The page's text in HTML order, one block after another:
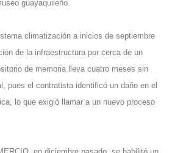
guayaquileño.
climatización a inicios de septiembre
de la infraestructura por cerca de un
de memoria lleva cuatro meses sin
pues el contratista identificó un daño en el
lo que exigió llamar a un nuevo proceso